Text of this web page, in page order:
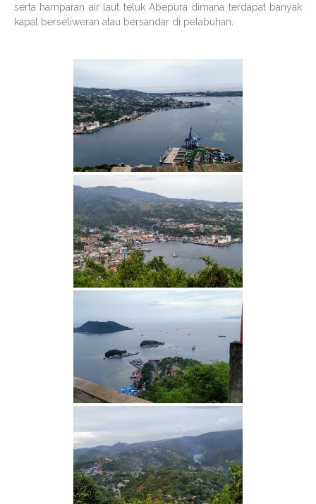
serta hamparan air laut teluk Abepura dimana terdapat banyak
kapal berseliweran atau bersandar di pelabuhan.